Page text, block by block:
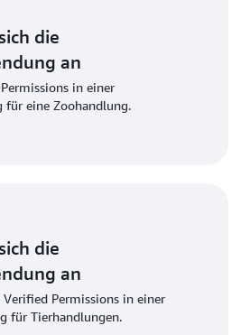
die
an
in einer
für eine Zoohandlung.
die
an
Verified Permissions in einer
für Tierhandlungen.